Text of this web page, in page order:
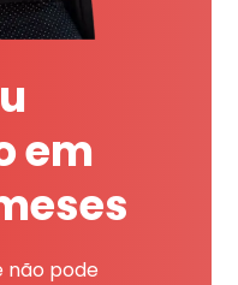
em
não pode